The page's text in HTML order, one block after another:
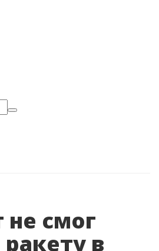
смог
в